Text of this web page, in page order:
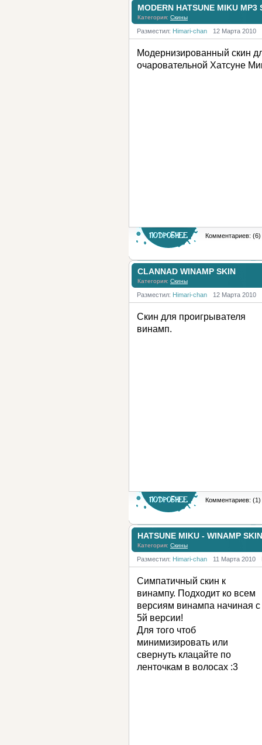
MODERN HATSUNE MIKU MP3
Категория: Скины
Разместил: Himari-chan 12 Марта 2010
Модернизированный скин
очаровательной Хатсуне
Комментариев: (6)
CLANNAD WINAMP SKIN
Категория: Скины
Разместил: Himari-chan 12 Марта 2010
Скин для проигрывателя
винамп.
Комментариев: (1)
HATSUNE MIKU - WINAMP SKIN
Категория: Скины
Разместил: Himari-chan 11 Марта 2010
Симпатичный скин к
винампу. Подходит ко всем
версиям винампа начиная с
5й версии!
Для того чтоб
минимизировать или
свернуть клацайте по
ленточкам в волосах :3